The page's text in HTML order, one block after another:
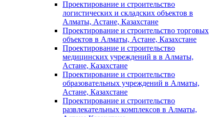
Проектирование и строительство
логистических и складских объектов в
Алматы, Астане, Казахстане
Проектирование и строительство торговых
объектов в Алматы, Астане, Казахстане
Проектирование и строительство
медицинских учреждений в в Алматы,
Астане, Казахстане
Проектирование и строительство
образовательных учреждений в Алматы,
Астане, Казахстане
Проектирование и строительство
развлекательных комплексов в Алматы,